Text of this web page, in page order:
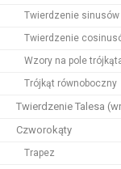
Twierdzenie sinusów
Twierdzenie
Wzory na pole
Trójkąt równoboczny
Twierdzenie Talesa
Czworokąty
Trapez